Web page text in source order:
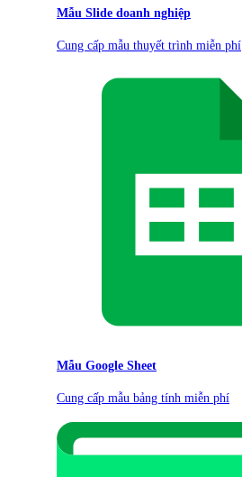
Mẫu Slide doanh nghiệp
Cung cấp mẫu thuyết trình miễn phí
Mẫu Google Sheet
Cung cấp mẫu bảng tính miễn phí